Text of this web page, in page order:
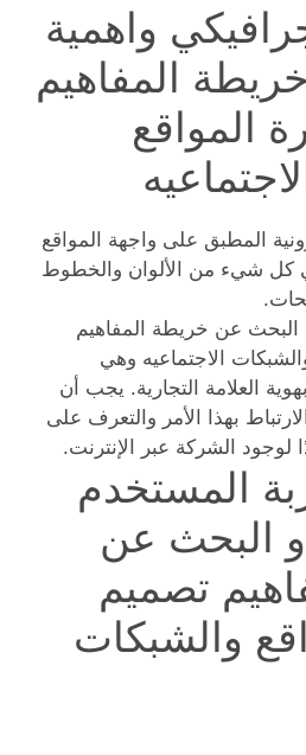
واهمية
المفاهيم
المواقع
المطبق على واجهة المواقع
في كل شيء من الألوان والخطوط
البحث عن خريطة المفاهيم
الاجتماعيه وهي
العلامة التجارية. يجب أن
بهذا الأمر والتعرف على
لوجود الشركة عبر الإنترنت.
المستخدم
البحث عن
تصميم
والشبكات